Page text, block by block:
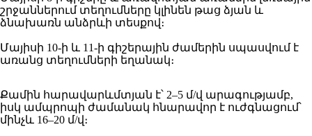
շրջաններում տեղումները կլինեն թաց ձյան և
ձնախառն անձրևի տեսքով։
Մայիսի 10-ի և 11-ի գիշերային ժամերին սպասվում է
առանց տեղումների եղանակ։
Քամին հարավարևմտյան է՝ 2–5 մ/վ արագությամբ,
իսկ ամպրոպի ժամանակ հնարավոր է ուժգնացում՝
մինչև 16–20 մ/վ։